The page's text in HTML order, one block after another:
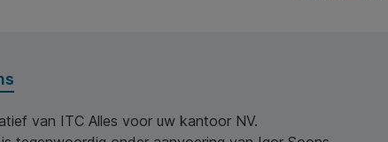
van ITC Alles voor uw kantoor NV.